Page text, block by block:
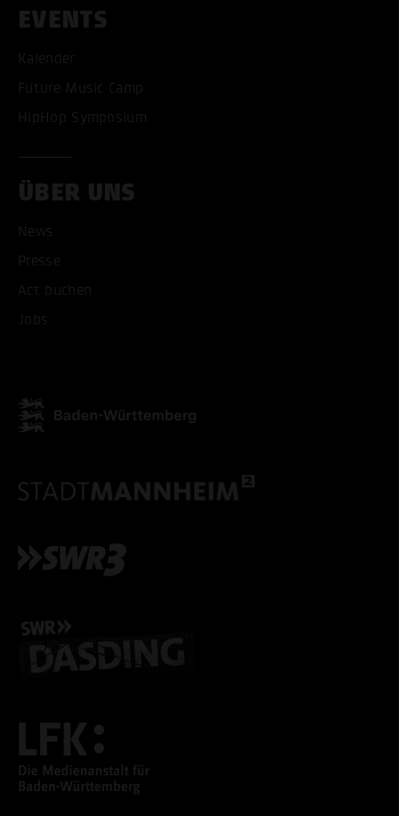
EVENTS
Kalender
Future Music Camp
HipHop Symposium
ÜBER UNS
News
Presse
Act buchen
Jobs